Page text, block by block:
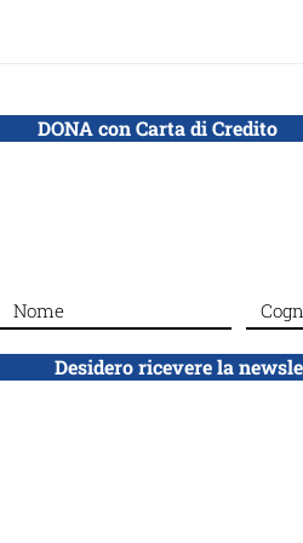
Silenced No More, il
webinar di Adei Wizo: «Di
fronte allo stupro il silenzio
DONA con Carta di Credito
Desidero ricevere la